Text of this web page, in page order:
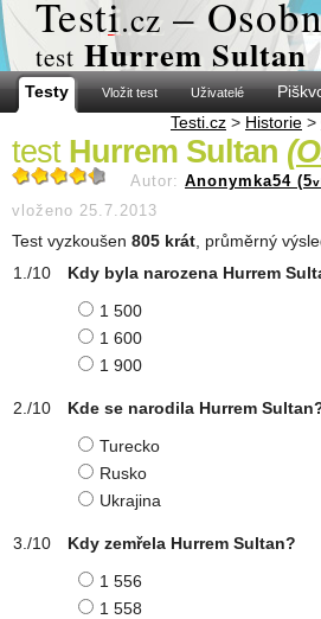
Testi.cz –
test Hurrem Sultan
Testy Vložit test Uživatelé
Testi.cz > Historie >
test Hurrem Sultan (
Autor: Anonymka54 (5
vloženo 25.7.2013
Test vyzkoušen 805 krát , průměrný
Kdy byla narozena Hurrem
1 500
1 600
1 900
Kde se narodila Hurrem
Turecko
Rusko
Ukrajina
Kdy zemřela Hurrem Sultan?
1 556
1 558